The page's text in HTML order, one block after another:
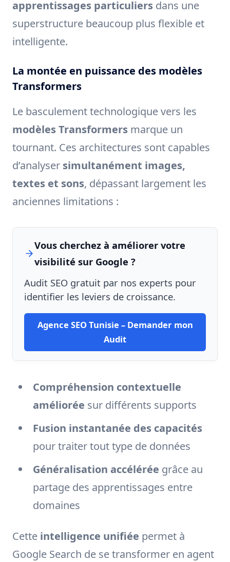
apprentissages particuliers dans une
superstructure beaucoup plus flexible et
intelligente.
La montée en puissance des modèles
Transformers
Le basculement technologique vers les
modèles Transformers marque un
tournant. Ces architectures sont capables
d’analyser simultanément images,
textes et sons, dépassant largement les
anciennes limitations :
Vous cherchez à améliorer votre
visibilité sur Google ?
Audit SEO gratuit par nos experts pour
identifier les leviers de croissance.
Agence SEO Tunisie – Demander mon
Audit
Compréhension contextuelle
améliorée sur différents supports
Fusion instantanée des capacités
pour traiter tout type de données
Généralisation accélérée grâce au
partage des apprentissages entre
domaines
Cette intelligence unifiée permet à
Google Search de se transformer en agent